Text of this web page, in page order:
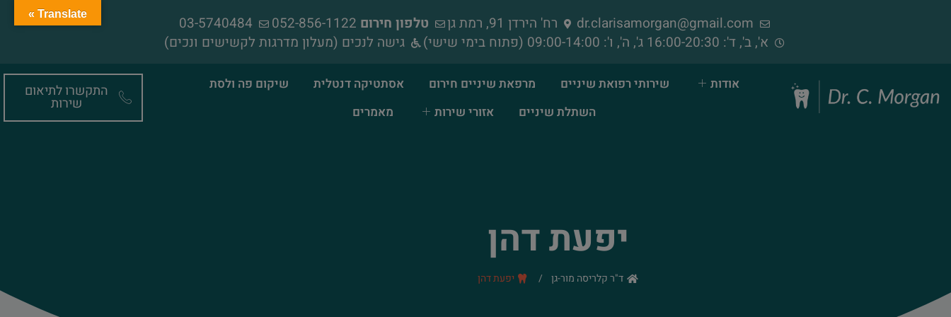
dr.clarisamorgan@gmail.com רח' הירדן 91, רמת גן טלפון חירום
03-5740484
א', ב', ד': 16:00-20:30 ג', ה', ו': 09:00-14:00 (פתוח בימי שישי)
גישה לנכים (מעלון מדרגות לקשישים ונכים)
אודות שירותי רפואת שיניים מרפאת שיניים חירום אסתטיקה דנטלית
שיקום פה ולסת
השתלת שיניים
אזורי שירות מאמרים
התקשרו לתיאום
שירות
יפעת דהן
ד"ר קלריסה מור-גן / יפעת דהן
Translate »